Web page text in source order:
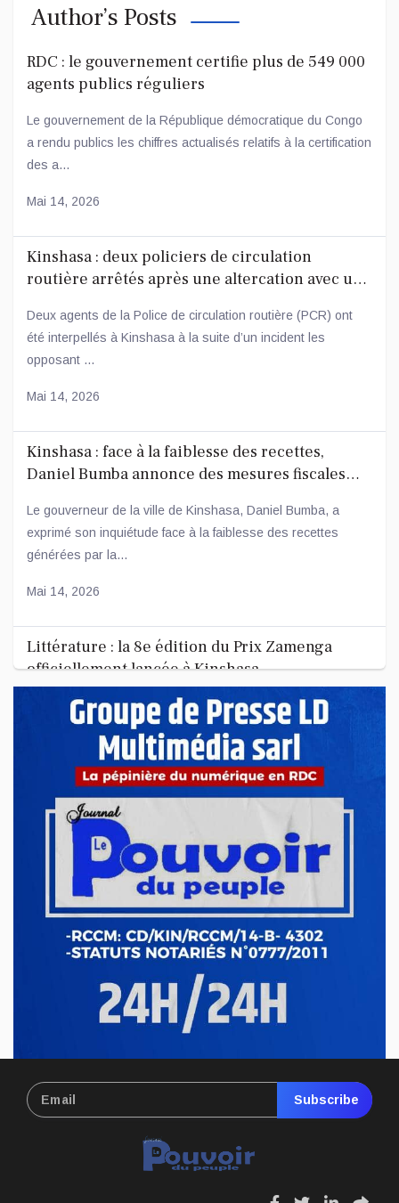
Author’s Posts
RDC : le gouvernement certifie plus de 549 000
agents publics réguliers
Le gouvernement de la République démocratique du Congo
a rendu publics les chiffres actualisés relatifs à la certification
des a...
Mai 14, 2026
Kinshasa : deux policiers de circulation
routière arrêtés après une altercation avec un
Deux agents de la Police de circulation routière (PCR) ont
été interpellés à Kinshasa à la suite d’un incident les
opposant ...
Mai 14, 2026
Kinshasa : face à la faiblesse des recettes,
Daniel Bumba annonce des mesures fiscales
Le gouverneur de la ville de Kinshasa, Daniel Bumba, a
exprimé son inquiétude face à la faiblesse des recettes
générées par la...
Mai 14, 2026
Littérature : la 8e édition du Prix Zamenga
officiellement lancée à Kinshasa
La 8e édition du concours littéraire « Prix Zamenga » a été
officiellement lancée ce mercredi 13 mai à Kinshasa, à
Mai 13, 2026
Nord-Kivu : le député Crispin Mbindule dans le
collimateur de l’ANR
Le député national Crispin Mbindule, également président du
conseil d’administration du Cadastre minier, fait l’objet d’un...
Mai 13, 2026
Subscribe